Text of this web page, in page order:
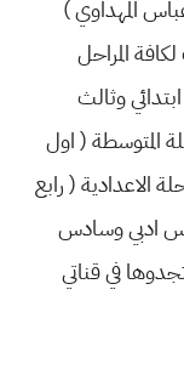
المهداوي )
المراحل
وثالث
المتوسطة ( اول
( رابع
ادبي وسادس
في قناتي